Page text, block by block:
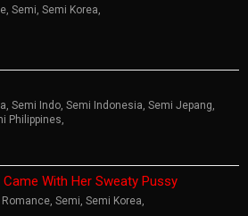
, Semi, Semi Korea,
, Semi Indo, Semi Indonesia, Semi Jepang,
Philippines,
With Her Sweaty Pussy
Romance, Semi, Semi Korea,